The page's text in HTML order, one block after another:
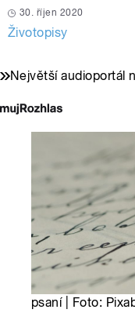
30. říjen 2020
Životopisy
Největší audioportál
psaní | Foto: